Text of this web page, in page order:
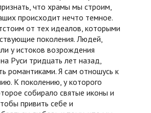
что храмы мы строим,
происходит нечто темное.
от тех идеалов, которыми
поколения. Людей,
у истоков возрождения
Руси тридцать лет назад,
романтиками. Я сам отношусь к
К поколению, у которого
собирало святые иконы и
привить себе и